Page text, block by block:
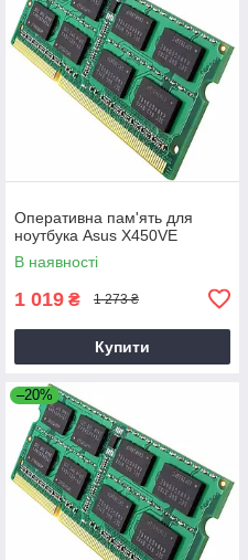
Оперативна пам'ять для
ноутбука Asus X450VE
В наявності
1 019 ₴ 1 273 ₴
Купити
–20%